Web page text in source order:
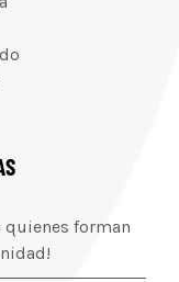
quienes forman